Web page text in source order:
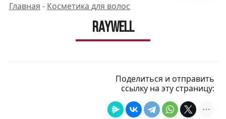
Главная - Косметика для волос
Raywell
Поделиться и отправить
ссылку на эту страницу: